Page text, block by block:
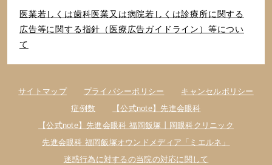
医業若しくは⻭科医業⼜は病院若しくは診療所に関する
広告等に関する指針（医療広告ガイドライン）等につい
て
サイトマップ プライバシーポリシー
キャンセルポリシー
症例数
【公式note】先進会眼科
【公式note】先進会眼科 福岡飯塚丨岡眼科クリニック
先進会眼科 福岡飯塚オウンドメディア「ミエルネ」
迷惑行為に対するの当院の対応に関して